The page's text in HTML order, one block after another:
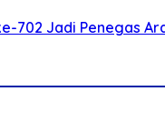
702 Jadi Penegas